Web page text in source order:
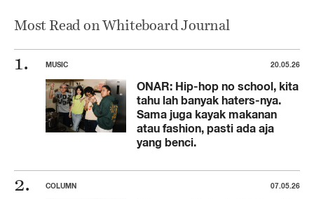
Most Read on Whiteboard Journal
MUSIC 20.05.26
ONAR: Hip-hop no school, kita
tahu lah banyak haters-nya.
Sama juga kayak makanan
atau fashion, pasti ada aja
yang benci.
COLUMN 07.05.26